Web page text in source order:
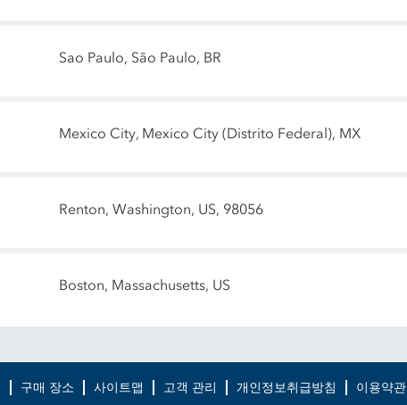
Sao Paulo, São Paulo, BR
Mexico City, Mexico City (Distrito Federal), MX
Renton, Washington, US, 98056
Boston, Massachusetts, US
구매 장소 사이트맵 고객 관리 개인정보취급방침 이용약관